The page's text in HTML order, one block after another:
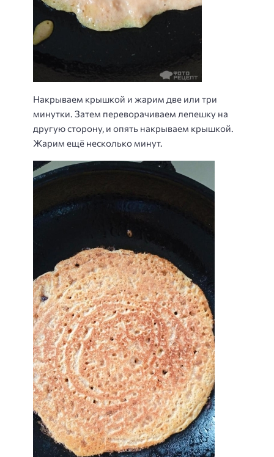
Накрываем крышкой и жарим две или три
минутки. Затем переворачиваем лепешку на
другую сторону, и опять накрываем крышкой.
Жарим ещё несколько минут.